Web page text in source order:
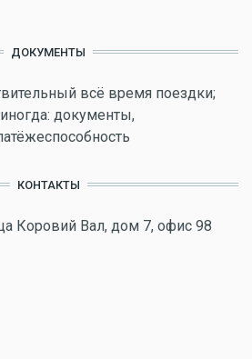
ДОКУМЕНТЫ
всё время поездки;
документы,
КОНТАКТЫ
Коровий Вал, дом 7, офис 98